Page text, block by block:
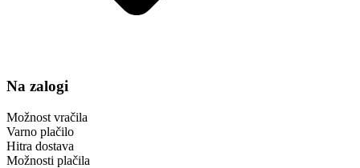
Na zalogi
Možnost vračila
Varno plačilo
Hitra dostava
Možnosti plačila